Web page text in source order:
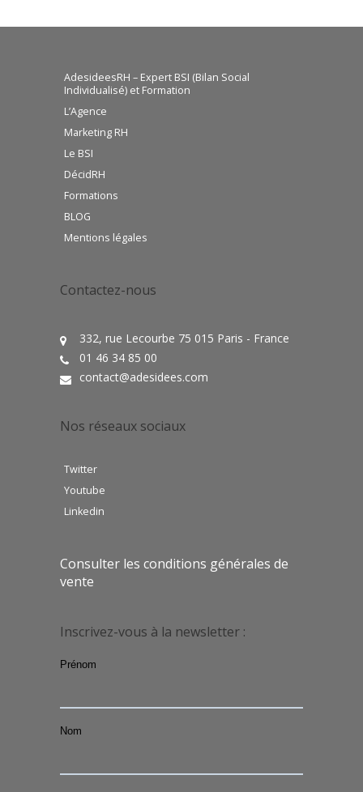
AdesideesRH – Expert BSI (Bilan Social
Individualisé) et Formation
L’Agence
Marketing RH
Le BSI
DécidRH
Formations
BLOG
Mentions légales
Contactez-nous
332, rue Lecourbe 75 015 Paris - France
01 46 34 85 00
contact@adesidees.com
Nos réseaux sociaux
Twitter
Youtube
Linkedin
Consulter les conditions générales de
vente
Inscrivez-vous à la newsletter :